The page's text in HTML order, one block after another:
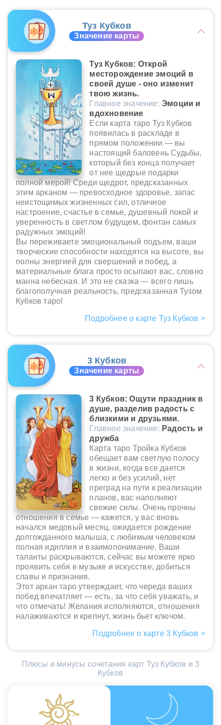
Туз Кубков
Значение карты
Туз Кубков: Открой
месторождение эмоций в
своей душе - оно изменит
твою жизнь.
Главное значение: Эмоции и
вдохновение
Если карта таро Туз Кубков
появилась в раскладе в
прямом положении — вы
настоящий баловень Судьбы,
который без конца получает
от нее щедрые подарки
полной мерой! Среди щедрот, предсказанных
этим арканом — превосходное здоровье, запас
неистощимых жизненных сил, отличное
настроение, счастье в семье, душевный покой и
уверенность в светлом будущем, фонтан самых
радужных эмоций!
Вы переживаете эмоциональный подъем, ваши
творческие способности находятся на высоте, вы
полны энергией для свершений и побед, а
материальные блага просто осыпают вас, словно
манна небесная. И это не сказка — всего лишь
благополучная реальность, предсказанная Тузом
Кубков таро!
Подробнее о карте Туз Кубков >
3 Кубков
Значение карты
3 Кубков: Ощути праздник в
душе, разделив радость с
близкими и друзьями.
Главное значение: Радость и
дружба
Карта таро Тройка Кубков
обещает вам светлую полосу
в жизни, когда все дается
легко и без усилий, нет
преград на пути к реализации
планов, вас наполняют
свежие силы. Очень прочны
отношения в семье — кажется, у вас вновь
начался медовый месяц, ожидается рождение
долгожданного малыша, с любимым человеком
полная идиллия и взаимопонимание. Ваши
таланты раскрываются, сейчас вы можете ярко
проявить себя в музыке и искусстве, добиться
славы и признания.
Этот аркан таро утверждает, что череда ваших
побед впечатляет — есть, за что себя уважать, и
что отмечать! Желания исполняются, отношения
налаживаются и крепнут, жизнь бьет ключом.
Подробнее о карте 3 Кубков >
Плюсы и минусы сочетания карт Туз Кубков и 3
Кубков